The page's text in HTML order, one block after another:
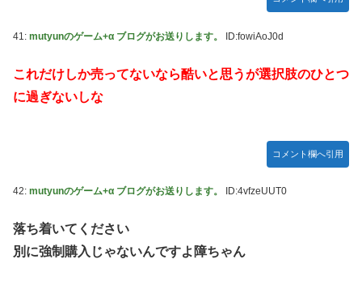
41: mutyunのゲーム+α ブログがお送りします。 ID:fowiAoJ0d
これだけしか売ってないなら酷いと思うが選択肢のひとつ
に過ぎないしな
コメント欄へ引用
42: mutyunのゲーム+α ブログがお送りします。 ID:4vfzeUUT0
落ち着いてください
別に強制購入じゃないんですよ障ちゃん